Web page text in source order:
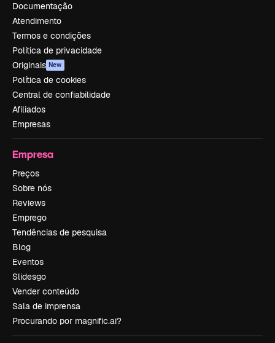
Documentação
Atendimento
Termos e condições
Política de privacidade
Originais New
Política de cookies
Central de confiabilidade
Afiliados
Empresas
Empresa
Preços
Sobre nós
Reviews
Emprego
Tendências de pesquisa
Blog
Eventos
Slidesgo
Vender conteúdo
Sala de imprensa
Procurando por magnific.ai?